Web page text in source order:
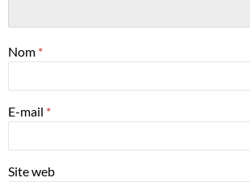
Nom *
E-mail *
Site web